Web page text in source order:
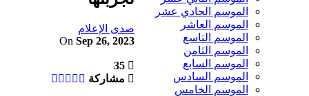
الموسم الحادي عشر
الموسم العاشر
الموسم التاسع
الموسم الثامن
الموسم السابع
الموسم السادس
الموسم الخامس
صدى الإعلام
On Sep 26, 2023
35
مشاركة